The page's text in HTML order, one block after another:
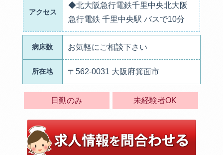
アクセス
◆北大阪急行電鉄千里中央北大阪
急行電鉄 千里中央駅 バスで10分
病床数 お気軽にご相談下さい
所在地 〒562-0031 大阪府箕面市
日勤のみ 未経験者OK